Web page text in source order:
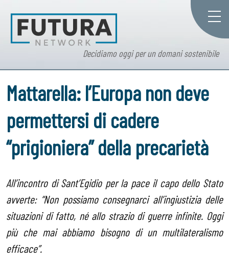
Decidiamo oggi per un domani sostenibile
Mattarella: l’Europa non deve
permettersi di cadere
“prigioniera” della precarietà
All’incontro di Sant’Egidio per la pace il capo dello Stato
avverte: “Non possiamo consegnarci all’ingiustizia delle
situazioni di fatto, né allo strazio di guerre infinite. Oggi
più che mai abbiamo bisogno di un multilateralismo
efficace”.